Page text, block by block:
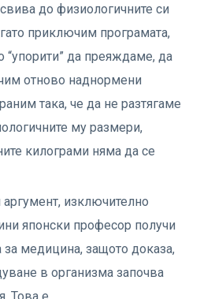
до физиологичните си
приключим програмата,
“упорити” да преяждаме, да
отново наднормени
така, че да не разтягаме
му размери,
килограми няма да се
изключително
японски професор получи
за медицина, защото доказа,
в организма започва